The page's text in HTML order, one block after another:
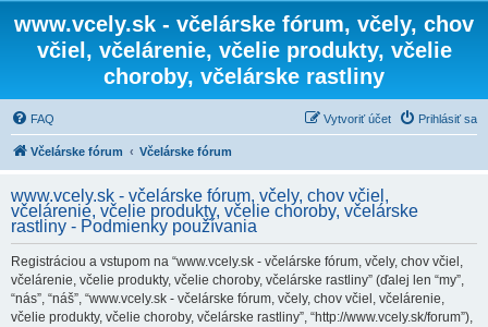
www.vcely.sk - včelárske fórum, včely, chov
včiel, včelárenie, včelie produkty, včelie
choroby, včelárske rastliny
FAQ Prihlásiť sa
Vytvoriť účet
Včelárske fórum Včelárske fórum
www.vcely.sk - včelárske fórum, včely, chov včiel,
včelárenie, včelie produkty, včelie choroby, včelárske
rastliny - Podmienky používania
Registráciou a vstupom na “www.vcely.sk - včelárske fórum, včely, chov včiel,
včelárenie, včelie produkty, včelie choroby, včelárske rastliny” (ďalej len “my”,
“nás”, “náš”, “www.vcely.sk - včelárske fórum, včely, chov včiel, včelárenie,
včelie produkty, včelie choroby, včelárske rastliny”, “http://www.vcely.sk/forum”),